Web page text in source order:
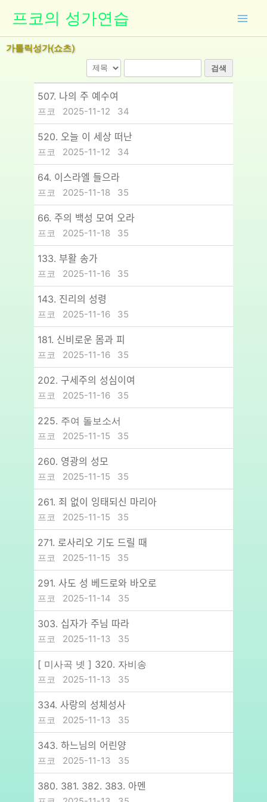
츠
로
프코의 성가연습
가톨릭성가(쇼츠)
검색
507. 나의 주 예수여
프코 2025-11-12 34
520. 오늘 이 세상 떠난
프코 2025-11-12 34
64. 이스라엘 들으라
프코 2025-11-18 35
66. 주의 백성 모여 오라
프코 2025-11-18 35
133. 부활 송가
프코 2025-11-16 35
143. 진리의 성령
프코 2025-11-16 35
181. 신비로운 몸과 피
프코 2025-11-16 35
202. 구세주의 성심이여
프코 2025-11-16 35
225. 주여 돌보소서
프코 2025-11-15 35
260. 영광의 성모
프코 2025-11-15 35
261. 죄 없이 잉태되신 마리아
프코 2025-11-15 35
271. 로사리오 기도 드릴 때
프코 2025-11-15 35
291. 사도 성 베드로와 바오로
프코 2025-11-14 35
303. 십자가 주님 따라
프코 2025-11-13 35
[ 미사곡 넷 ] 320. 자비송
프코 2025-11-13 35
334. 사랑의 성체성사
프코 2025-11-13 35
343. 하느님의 어린양
프코 2025-11-13 35
380. 381. 382. 383. 아멘